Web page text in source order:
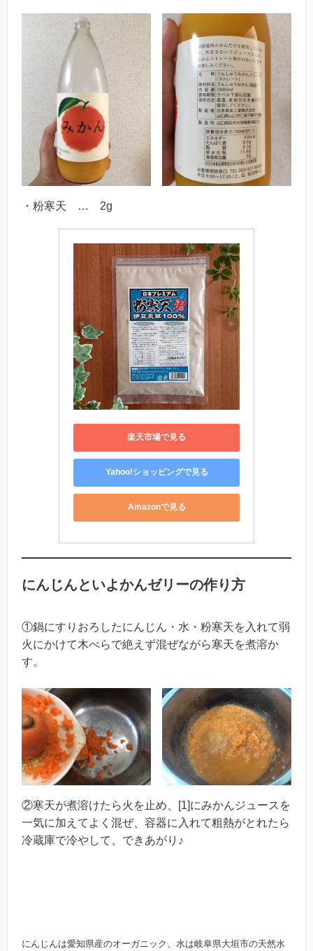
・粉寒天 … 2g
楽天市場で見る
Yahoo!ショッピングで見る
Amazonで見る
にんじんといよかんゼリーの作り方
①鍋にすりおろしたにんじん・水・粉寒天を入れて弱
火にかけて木べらで絶えず混ぜながら寒天を煮溶か
す。
②寒天が煮溶けたら火を止め、[1]にみかんジュースを
一気に加えてよく混ぜ、容器に入れて粗熱がとれたら
冷蔵庫で冷やして、できあがり♪
にんじんは愛知県産のオーガニック、水は岐阜県大垣市の天然水